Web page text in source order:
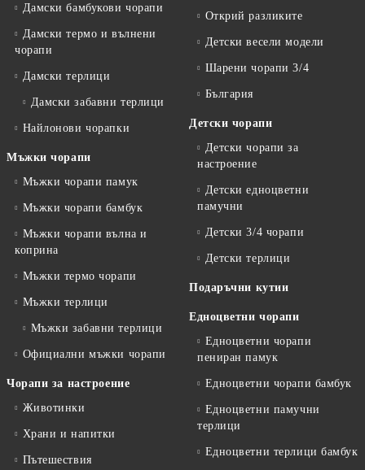
Дамски бамбукови чорапи
Дамски термо и вълнени
чорапи
Дамски терлици
Дамски забавни терлици
Найлонови чорапки
Мъжки чорапи
Мъжки чорапи памук
Мъжки чорапи бамбук
Мъжки чорапи вълна и
коприна
Мъжки термо чорапи
Мъжки терлици
Мъжки забавни терлици
Официални мъжки чорапи
Чорапи за настроение
Животинки
Храни и напитки
Пътешествия
Открий разликите
Детски весели модели
Шарени чорапи 3/4
България
Детски чорапи
Детски чорапи за
настроение
Детски едноцветни
памучни
Детски 3/4 чорапи
Детски терлици
Подаръчни кутии
Едноцветни чорапи
Едноцветни чорапи
пениран памук
Едноцветни чорапи бамбук
Едноцветни памучни
терлици
Едноцветни терлици бамбук